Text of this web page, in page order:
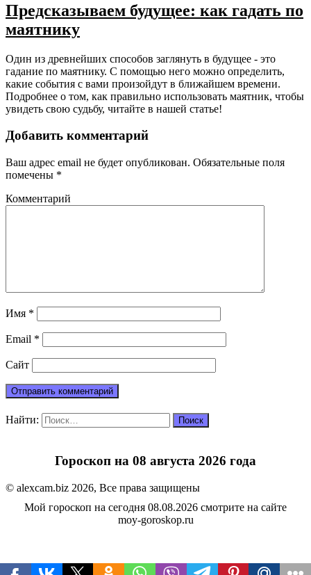
Предсказываем будущее: как гадать по
маятнику
Один из древнейших способов заглянуть в будущее - это
гадание по маятнику. С помощью него можно определить,
какие события с вами произойдут в ближайшем времени.
Подробнее о том, как правильно использовать маятник, чтобы
увидеть свою судьбу, читайте в нашей статье!
Добавить комментарий
Ваш адрес email не будет опубликован. Обязательные поля
помечены *
Комментарий
Имя *
Email *
Сайт
Найти:
Гороскоп на 08 августа 2026 года
© alexcam.biz 2026, Все права защищены
Мой гороскоп на сегодня 08.08.2026 смотрите на сайте
moy-goroskop.ru